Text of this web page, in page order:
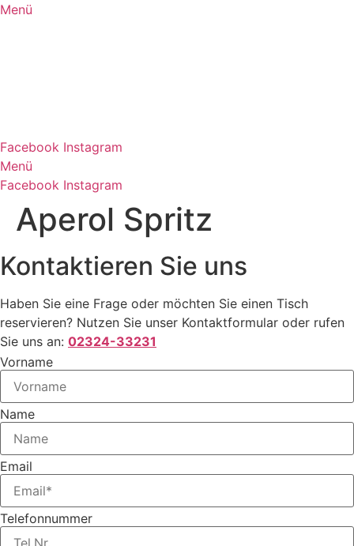
Zum
Menü
Facebook Instagram
Menü
Facebook Instagram
Aperol Spritz
Kontaktieren Sie uns
Haben Sie eine Frage oder möchten Sie einen Tisch
reservieren? Nutzen Sie unser Kontaktformular oder rufen
Sie uns an: 02324-33231
Vorname
Name
Email
Telefonnummer